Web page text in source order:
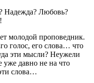
Надежда? Любовь?
молодой проповедник.
голос, его слова… что
эти мысли? Неужели
уже давно не на что
слова…